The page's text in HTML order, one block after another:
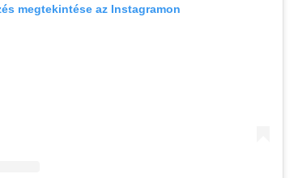
megtekintése az Instagramon